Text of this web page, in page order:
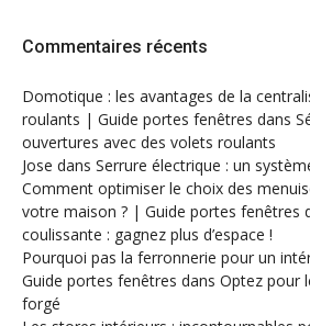
Commentaires récents
Domotique : les avantages de la
roulants | Guide portes fenêtres dans
ouvertures avec des volets roulants
Jose dans Serrure électrique : un
Comment optimiser le choix des
votre maison ? | Guide portes fenêtres
coulissante : gagnez plus d’espace !
Pourquoi pas la ferronnerie pour un
Guide portes fenêtres dans Optez pour
forgé